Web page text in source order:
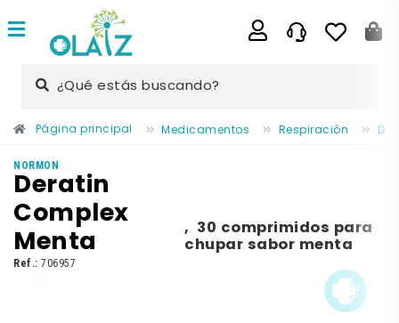
¿Qué estás buscando?
Página principal Medicamentos Respiración
NORMON
Deratin
Complex
Menta , 30 comprimidos para
chupar sabor menta
Ref.: 706957